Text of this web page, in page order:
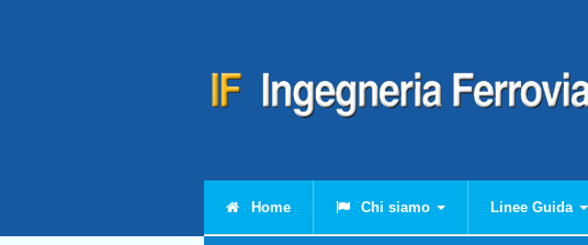
Home Chi siamo Linee Guida